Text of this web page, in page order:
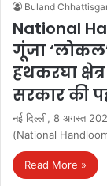
Buland
National
गूंजा
हथकरघा
सरकार की
नई दिल्ली, 8 अगस्त
(National
Read More »